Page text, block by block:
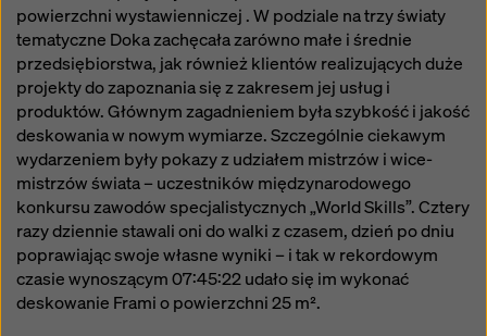
powierzchni wystawienniczej . W podziale na trzy światy
tematyczne Doka zachęcała zarówno małe i średnie
przedsiębiorstwa, jak również klientów realizujących duże
projekty do zapoznania się z zakresem jej usług i
produktów. Głównym zagadnieniem była szybkość i jakość
deskowania w nowym wymiarze. Szczególnie ciekawym
wydarzeniem były pokazy z udziałem mistrzów i wice-
mistrzów świata – uczestników międzynarodowego
konkursu zawodów specjalistycznych „World Skills”. Cztery
razy dziennie stawali oni do walki z czasem, dzień po dniu
poprawiając swoje własne wyniki – i tak w rekordowym
czasie wynoszącym 07:45:22 udało się im wykonać
deskowanie Frami o powierzchni 25 m².
sposób mogą podlegać dostępowi organów w tych
krajach trzecich w celu kontroli i monitorowania oraz
że nie ma skutecznych środków prawnych przeciwko
temu. Użytkownik może odrzucić wszystkie pliki
cookie, które wymagają zgody, klikając „Odrzuć” lub
dostosowując swojeustawienia plików cookie,
klikając ustawienia plików cookie na dole tej witryny i
korzystając z odpowiednich pól wyboru. Zgodę można
wycofać w dowolnym momencie ze skutkiem na
przyszłość i bez podawania przyczyny, klikając
ustawienia plików cookiena dole tej witryny.
Więcej informacji na temat naszych plików cookie
można znaleźćw naszej polityce prywatności